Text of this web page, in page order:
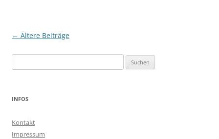
Beitragsnavigation
← Ältere Beiträge
nach:
INFOS
Kontakt
Impressum